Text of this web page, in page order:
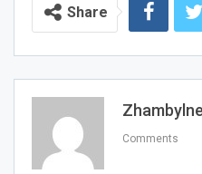
Share
Comments